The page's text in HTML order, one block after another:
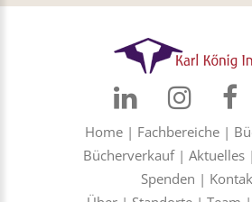
Home | Fachbereiche |
Bücherverkauf| Aktuelles |
Spenden |